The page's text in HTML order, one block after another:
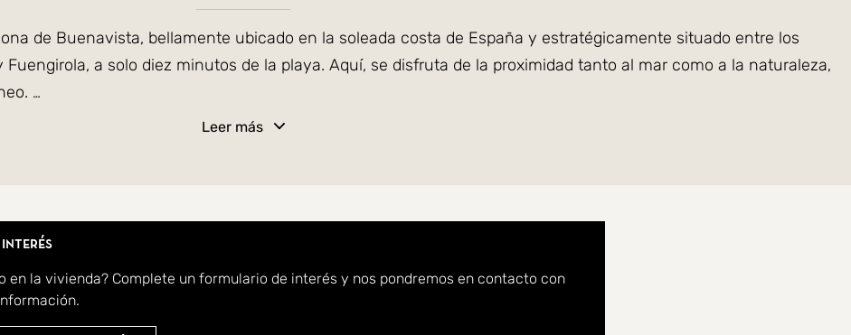
de Buenavista, bellamente ubicado en la soleada costa de España y estratégicamente situado entre los
a solo diez minutos de la playa. Aquí, se disfruta de la proximidad tanto al mar como a la naturaleza,
materiales de alta calidad y cuentan con suelos de madera en las habitaciones principales para crear una
facilita el control de la iluminación y el clima, optimizando el confort y la eficiencia energética. Horizonte
una zona de juegos para niños, un gimnasio al aire libre, una casa club y espacios de coworking para
Leer más
en la vivienda? Complete un formulario de interés y nos pondremos en contacto con